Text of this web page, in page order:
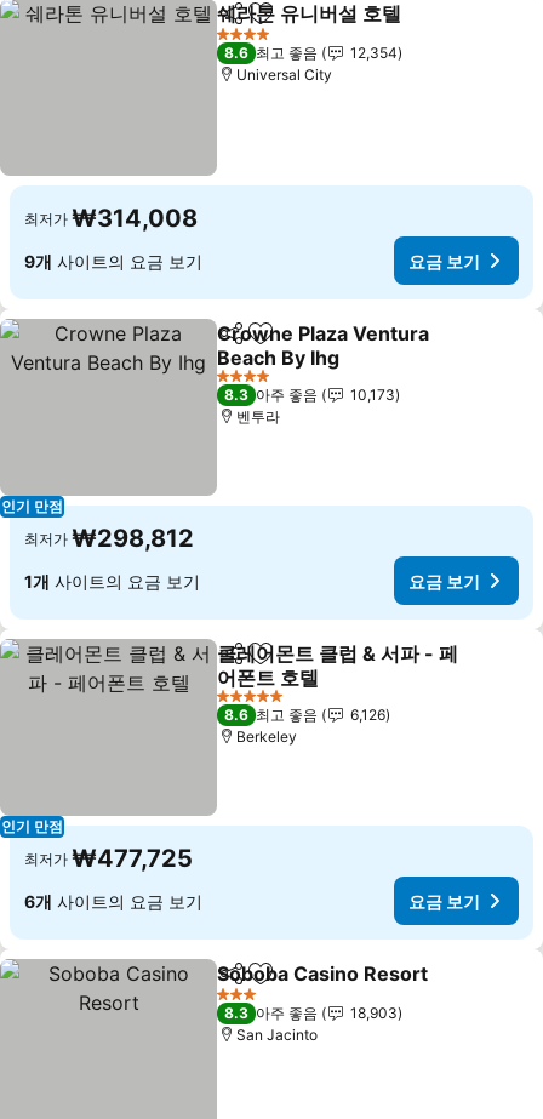
공유 즐겨찾기에 추가
쉐라톤 유니버설 호텔
4 성급
8.6 최고 좋음
12,354
Universal City
최저가 ₩314,008
9개 사이트의 요금 보기 요금 보기
인기 만점
공유 즐겨찾기에 추가
Crowne Plaza Ventura
Beach By Ihg
4 성급
8.3 아주 좋음
10,173
벤투라
최저가 ₩298,812
1개 사이트의 요금 보기 요금 보기
인기 만점
공유 즐겨찾기에 추가
클레어몬트 클럽 & 서파 - 페
어폰트 호텔
5 성급
8.6 최고 좋음
6,126
Berkeley
최저가 ₩477,725
6개 사이트의 요금 보기 요금 보기
공유 즐겨찾기에 추가
Soboba Casino Resort
3 성급
8.3 아주 좋음
18,903
San Jacinto